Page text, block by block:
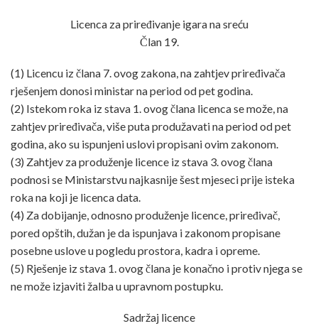
Licenca za priređivanje igara na sreću
Član 19.
(1) Licencu iz člana 7. ovog zakona, na zahtjev priređivača
rješenjem donosi ministar na period od pet godina.
(2) Istekom roka iz stava 1. ovog člana licenca se može, na
zahtjev priređivača, više puta produžavati na period od pet
godina, ako su ispunjeni uslovi propisani ovim zakonom.
(3) Zahtjev za produženje licence iz stava 3. ovog člana
podnosi se Ministarstvu najkasnije šest mjeseci prije isteka
roka na koji je licenca data.
(4) Za dobijanje, odnosno produženje licence, priređivač,
pored opštih, dužan je da ispunjava i zakonom propisane
posebne uslove u pogledu prostora, kadra i opreme.
(5) Rješenje iz stava 1. ovog člana je konačno i protiv njega se
ne može izjaviti žalba u upravnom postupku.
Sadržaj licence